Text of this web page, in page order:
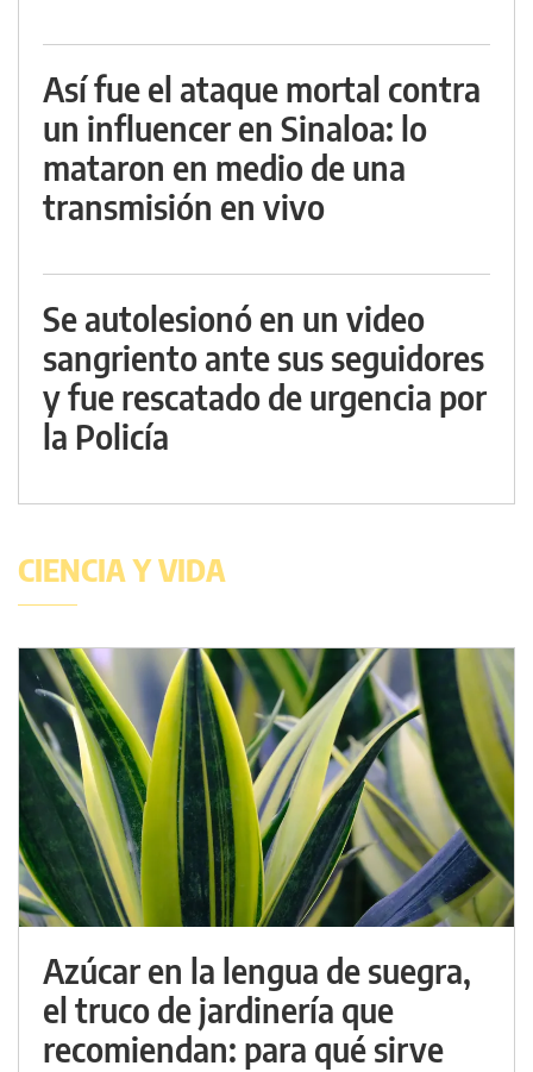
Así fue el ataque mortal contra
un influencer en Sinaloa: lo
mataron en medio de una
transmisión en vivo
Se autolesionó en un video
sangriento ante sus seguidores
y fue rescatado de urgencia por
la Policía
CIENCIA Y VIDA
Azúcar en la lengua de suegra,
el truco de jardinería que
recomiendan: para qué sirve